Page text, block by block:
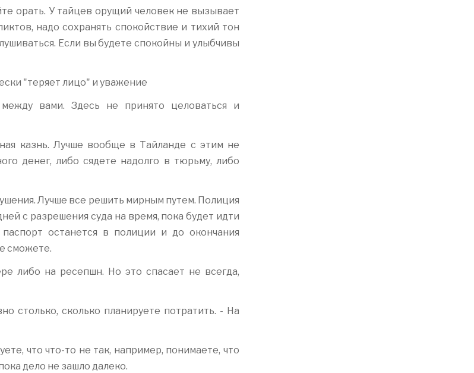
орать. У тайцев орущий человек не вызывает
надо сохранять спокойствие и тихий тон
Если вы будете спокойны и улыбчивы
"теряет лицо" и уважение
вами. Здесь не принято целоваться и
казнь. Лучше вообще в Тайланде с этим не
денег, либо сядете надолго в тюрьму, либо
Лучше все решить мирным путем. Полиция
с разрешения суда на время, пока будет идти
останется в полиции и до окончания
сможете.
либо на ресепшн. Но это спасает не всегда,
столько, сколько планируете потратить. - На
что что-то не так, например, понимаете, что
дело не зашло далеко.